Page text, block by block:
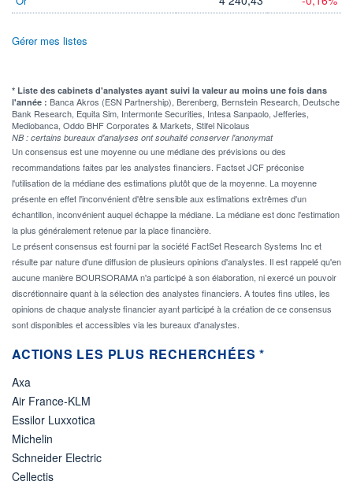
Gérer mes listes
* Liste des cabinets d'analystes ayant suivi la valeur au moins une fois dans
l'année : Banca Akros (ESN Partnership), Berenberg, Bernstein Research, Deutsche
Bank Research, Equita Sim, Intermonte Securities, Intesa Sanpaolo, Jefferies,
Mediobanca, Oddo BHF Corporates & Markets, Stifel Nicolaus
NB : certains bureaux d'analyses ont souhaité conserver l'anonymat
Un consensus est une moyenne ou une médiane des prévisions ou des
recommandations faites par les analystes financiers. Factset JCF préconise
l'utilisation de la médiane des estimations plutôt que de la moyenne. La moyenne
présente en effet l'inconvénient d'être sensible aux estimations extrêmes d'un
échantillon, inconvénient auquel échappe la médiane. La médiane est donc l'estimation
la plus généralement retenue par la place financière.
Le présent consensus est fourni par la société FactSet Research Systems Inc et
résulte par nature d'une diffusion de plusieurs opinions d'analystes. Il est rappelé qu'en
aucune manière BOURSORAMA n'a participé à son élaboration, ni exercé un pouvoir
discrétionnaire quant à la sélection des analystes financiers. A toutes fins utiles, les
opinions de chaque analyste financier ayant participé à la création de ce consensus
sont disponibles et accessibles via les bureaux d'analystes.
ACTIONS LES PLUS RECHERCHÉES *
Axa
Air France-KLM
Essilor Luxxotica
Michelin
Schneider Electric
Cellectis